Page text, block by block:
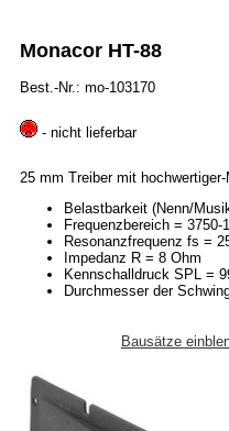
Monacor HT-88
Best.-Nr.: mo-103170
- nicht lieferbar
25 mm Treiber mit hochwertiger-
Belastbarkeit (Nenn/
Frequenzbereich = 3750-
Resonanzfrequenz fs =
Impedanz R = 8 Ohm
Kennschalldruck SPL =
Durchmesser der
Bausätze